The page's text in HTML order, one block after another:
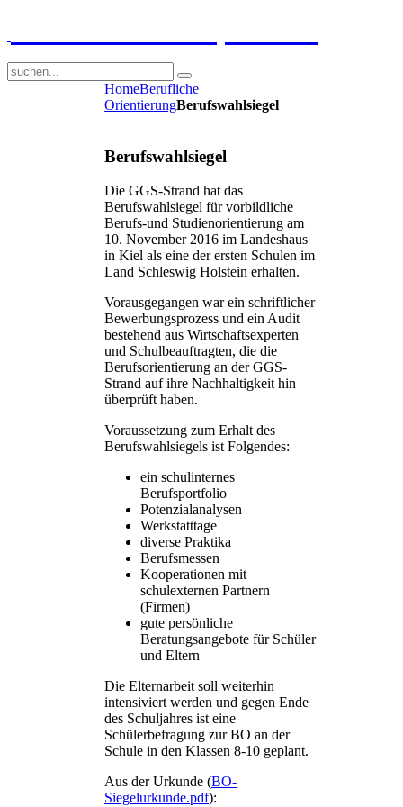
HomeBerufliche
OrientierungBerufswahlsiegel
Berufswahlsiegel
Die GGS-Strand hat das
Berufswahlsiegel für vorbildliche
Berufs-und Studienorientierung am
10. November 2016 im Landeshaus
in Kiel als eine der ersten Schulen im
Land Schleswig Holstein erhalten.
Vorausgegangen war ein schriftlicher
Bewerbungsprozess und ein Audit
bestehend aus Wirtschaftsexperten
und Schulbeauftragten, die die
Berufsorientierung an der GGS-
Strand auf ihre Nachhaltigkeit hin
überprüft haben.
Voraussetzung zum Erhalt des
Berufswahlsiegels ist Folgendes:
ein schulinternes
Berufsportfolio
Potenzialanalysen
Werkstatttage
diverse Praktika
Berufsmessen
Kooperationen mit
schulexternen Partnern
(Firmen)
gute persönliche
Beratungsangebote für Schüler
und Eltern
Die Elternarbeit soll weiterhin
intensiviert werden und gegen Ende
des Schuljahres ist eine
Schülerbefragung zur BO an der
Schule in den Klassen 8-10 geplant.
Aus der Urkunde (BO-
Siegelurkunde.pdf):